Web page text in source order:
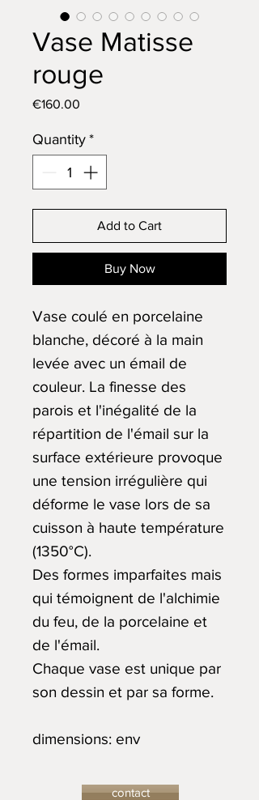
Vase Matisse
rouge
€160.00
Quantity *
Add to Cart
Buy Now
Vase coulé en porcelaine
blanche, décoré à la main
levée avec un émail de
couleur. La finesse des
parois et l'inégalité de la
répartition de l'émail sur la
surface extérieure provoque
une tension irrégulière qui
déforme le vase lors de sa
cuisson à haute température
(1350°C).
Des formes imparfaites mais
qui témoignent de l'alchimie
du feu, de la porcelaine et
de l'émail.
Chaque vase est unique par
son dessin et par sa forme.
dimensions: env
contact